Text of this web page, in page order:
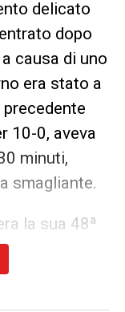
delicato
dopo
causa di uno
era stato a
10-0, aveva
minuti,
smagliante.
la sua 48ª
gli
Con il